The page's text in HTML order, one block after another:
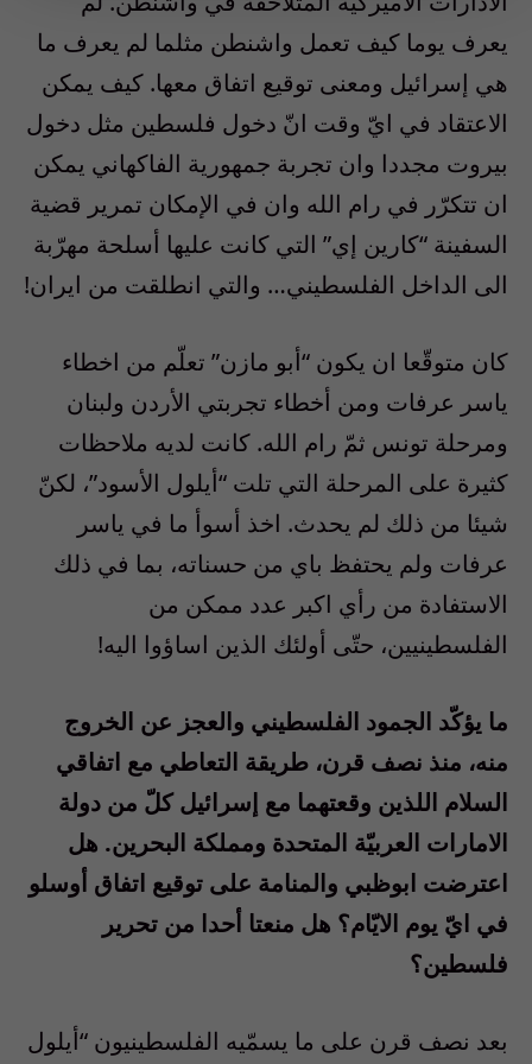
يعرف يوما كيف تعمل واشنطن مثلما لم يعرف ما
هي إسرائيل ومعنى توقيع اتفاق معها. كيف يمكن
الاعتقاد في ايّ وقت انّ دخول فلسطين مثل دخول
بيروت مجددا وان تجربة جمهورية الفاكهاني يمكن
ان تتكرّر في رام الله وان في الإمكان تمرير قضية
السفينة “كارين إي” التي كانت عليها أسلحة مهرّبة
الى الداخل الفلسطيني… والتي انطلقت من ايران!
كان متوقّعا ان يكون “أبو مازن” تعلّم من اخطاء
ياسر عرفات ومن أخطاء تجربتي الأردن ولبنان
ومرحلة تونس ثمّ رام الله. كانت لديه ملاحظات
كثيرة على المرحلة التي تلت “أيلول الأسود”، لكنّ
شيئا من ذلك لم يحدث. اخذ أسوأ ما في ياسر
عرفات ولم يحتفظ باي من حسناته، بما في ذلك
الاستفادة من رأي اكبر عدد ممكن من
الفلسطينيين، حتّى أولئك الذين اساؤوا اليه!
ما يؤكّد الجمود الفلسطيني والعجز عن الخروج
منه، منذ نصف قرن، طريقة التعاطي مع اتفاقي
السلام اللذين وقعتهما مع إسرائيل كلّ من دولة
الامارات العربيّة المتحدة ومملكة البحرين. هل
اعترضت ابوظبي والمنامة على توقيع اتفاق أوسلو
في ايّ يوم الايّام؟ هل منعتا أحدا من تحرير
فلسطين؟
بعد نصف قرن على ما يسمّيه الفلسطينيون “أيلول